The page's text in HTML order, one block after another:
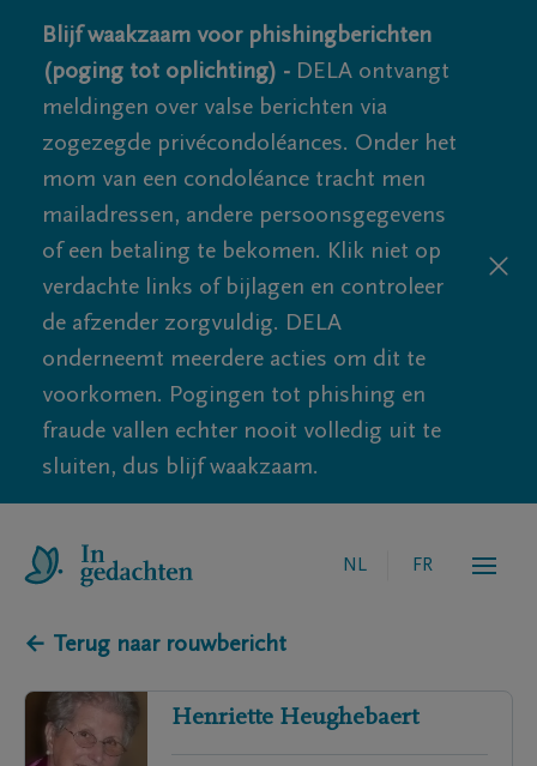
Blijf waakzaam voor phishingberichten
(poging tot oplichting) - DELA ontvangt
meldingen over valse berichten via
zogezegde privécondoléances. Onder het
mom van een condoléance tracht men
mailadressen, andere persoonsgegevens
of een betaling te bekomen. Klik niet op
verdachte links of bijlagen en controleer
de afzender zorgvuldig. DELA
onderneemt meerdere acties om dit te
voorkomen. Pogingen tot phishing en
fraude vallen echter nooit volledig uit te
sluiten, dus blijf waakzaam.
NL FR
← Terug naar rouwbericht
Henriette Heughebaert